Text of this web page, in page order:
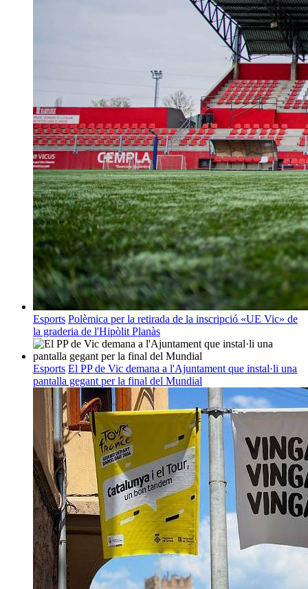
Esports Polèmica per la retirada de la inscripció «UE Vic» de
la graderia de l'Hipòlit Planàs
Esports El PP de Vic demana a l'Ajuntament que instal·li una
pantalla gegant per la final del Mundial